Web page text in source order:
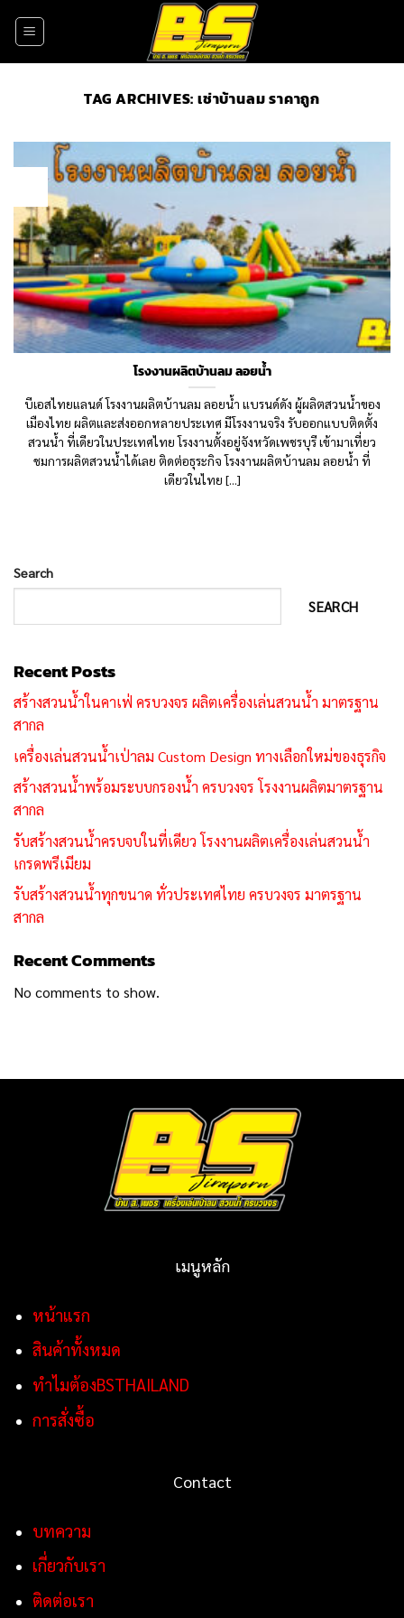
TAG ARCHIVES:เช่าบ้านลม ราคาถูก
โรงงานผลิตบ้านลม ลอยน้ำ
บีเอสไทยแลนด์ โรงงานผลิตบ้านลม ลอยน้ำ แบรนด์ดัง ผู้ผลิตสวนน้ำของ
เมืองไทย ผลิตและส่งออกหลายประเทศ มีโรงงานจริง รับออกแบบติดตั้ง
สวนน้ำ ที่เดียวในประเทศไทย โรงงานตั้งอยู่จังหวัดเพชรบุรี เข้ามาเที่ยว
ชมการผลิตสวนน้ำได้เลย ติดต่อธุระกิจ โรงงานผลิตบ้านลม ลอยน้ำ ที่
เดียวในไทย [...]
Search
SEARCH
Recent Posts
สร้างสวนน้ำในคาเฟ่ ครบวงจร ผลิตเครื่องเล่นสวนน้ำ มาตรฐาน
สากล
เครื่องเล่นสวนน้ำเป่าลม Custom Design ทางเลือกใหม่ของธุรกิจ
สร้างสวนน้ำพร้อมระบบกรองน้ำ ครบวงจร โรงงานผลิตมาตรฐาน
สากล
รับสร้างสวนน้ำครบจบในที่เดียว โรงงานผลิตเครื่องเล่นสวนน้ำ
เกรดพรีเมียม
รับสร้างสวนน้ำทุกขนาด ทั่วประเทศไทย ครบวงจร มาตรฐาน
สากล
Recent Comments
No comments to show.
เมนูหลัก
หน้าแรก
สินค้าทั้งหมด
ทำไมต้องBSTHAILAND
การสั่งซื้อ
Contact
บทความ
เกี่ยวกับเรา
ติดต่อเรา